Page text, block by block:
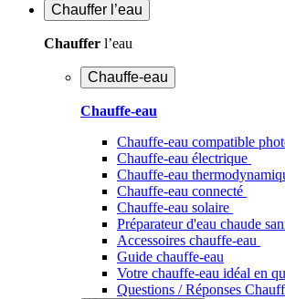
Chauffer l’eau
Chauffer l’eau
Chauffe-eau
Chauffe-eau
Chauffe-eau compatible
Chauffe-eau électrique
Chauffe-eau
Chauffe-eau connecté
Chauffe-eau solaire
Préparateur d'eau chaude
Accessoires chauffe-eau
Guide chauffe-eau
Votre chauffe-eau idéal en
Questions / Réponses